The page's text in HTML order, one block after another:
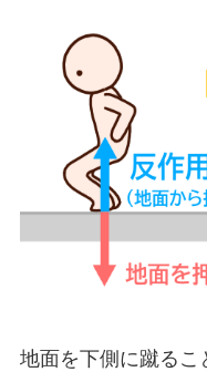
地面を下側に蹴る